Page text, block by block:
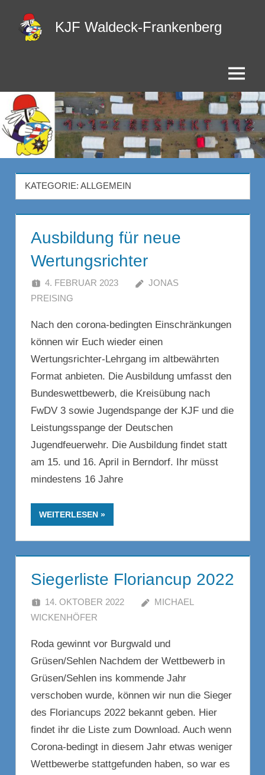
Inhalt
springen
KJF Waldeck-Frankenberg
Menu
KATEGORIE: ALLGEMEIN
Ausbildung für neue
Wertungsrichter
4. FEBRUAR 2023
JONAS
PREISING
Nach den corona-bedingten Einschränkungen
können wir Euch wieder einen
Wertungsrichter-Lehrgang im altbewährten
Format anbieten. Die Ausbildung umfasst den
Bundeswettbewerb, die Kreisübung nach
FwDV 3 sowie Jugendspange der KJF und die
Leistungsspange der Deutschen
Jugendfeuerwehr. Die Ausbildung findet statt
am 15. und 16. April in Berndorf. Ihr müsst
mindestens 16 Jahre
WEITERLESEN
Siegerliste Floriancup 2022
14. OKTOBER 2022
MICHAEL
WICKENHÖFER
Roda gewinnt vor Burgwald und
Grüsen/Sehlen Nachdem der Wettbewerb in
Grüsen/Sehlen ins kommende Jahr
verschoben wurde, können wir nun die Sieger
des Floriancups 2022 bekannt geben. Hier
findet ihr die Liste zum Download. Auch wenn
Corona-bedingt in diesem Jahr etwas weniger
Wettbewerbe stattgefunden haben, so war es